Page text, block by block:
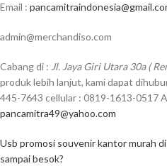
Email :
admin@merchandiso.com
Cabang di : Jl. Jaya Giri Utara 30a (
produk lebih lanjut, kami dapat
445-7643 cellular : 0819-1613-0517
pancamitra49@yahoo.com
Usb promosi souvenir kantor murah
sampai besok?